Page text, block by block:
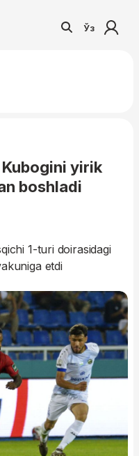
Ўз
yirik
boshladi
1-turi doirasidagi
etdi